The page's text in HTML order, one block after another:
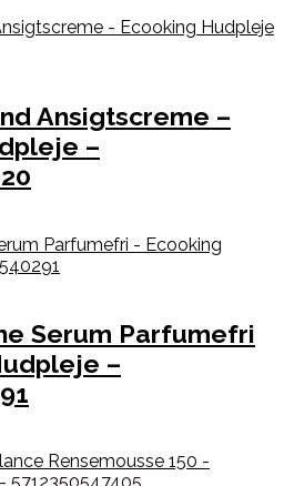
Ansigtscreme –
–
Serum Parfumefri
–